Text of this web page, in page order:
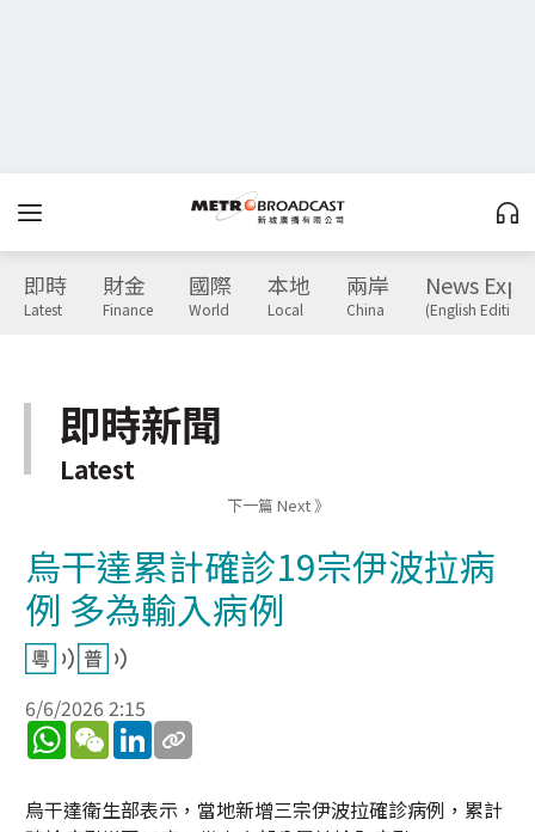
即時
Latest
財金
Finance
國際
World
本地
Local
兩岸
China
News
(English Edition)
即時新聞
Latest
下一篇 Next 》
烏干達累計確診19宗伊波拉病
例 多為輸入病例
6/6/2026 2:15
WhatsApp
WeChatLinkedIn
烏干達衛生部表示，當地新增三宗伊波拉確診病例，累計